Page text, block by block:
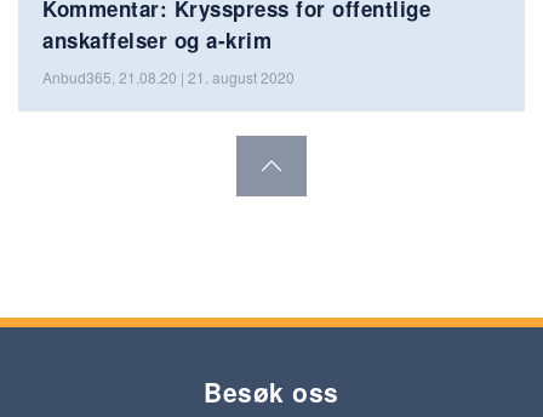
Kommentar: Krysspress for offentlige
anskaffelser og a-krim
Anbud365, 21.08.20 | 21. august 2020
Besøk oss